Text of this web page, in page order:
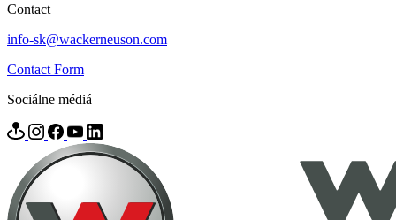
Contact
info-sk@wackerneuson.com
Contact Form
Sociálne médiá